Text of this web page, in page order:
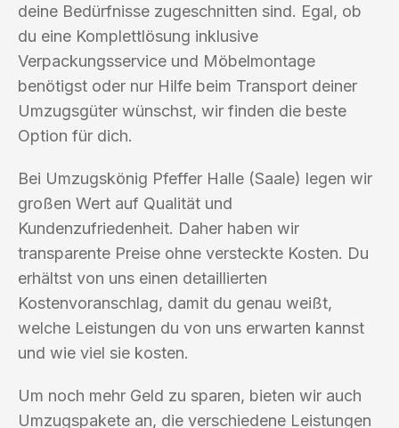
deine Bedürfnisse zugeschnitten sind. Egal, ob
du eine Komplettlösung inklusive
Verpackungsservice und Möbelmontage
benötigst oder nur Hilfe beim Transport deiner
Umzugsgüter wünschst, wir finden die beste
Option für dich.
Bei Umzugskönig Pfeffer Halle (Saale) legen wir
großen Wert auf Qualität und
Kundenzufriedenheit. Daher haben wir
transparente Preise ohne versteckte Kosten. Du
erhältst von uns einen detaillierten
Kostenvoranschlag, damit du genau weißt,
welche Leistungen du von uns erwarten kannst
und wie viel sie kosten.
Um noch mehr Geld zu sparen, bieten wir auch
Umzugspakete an, die verschiedene Leistungen